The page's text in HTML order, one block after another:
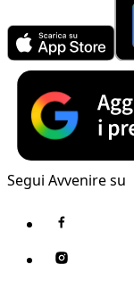
Segui Avvenire su